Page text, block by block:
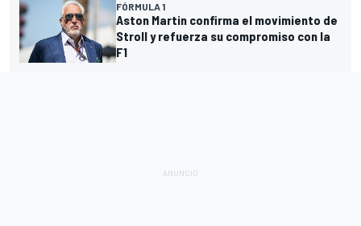
FÓRMULA 1
Aston Martin confirma el movimiento de
Stroll y refuerza su compromiso con la
F1